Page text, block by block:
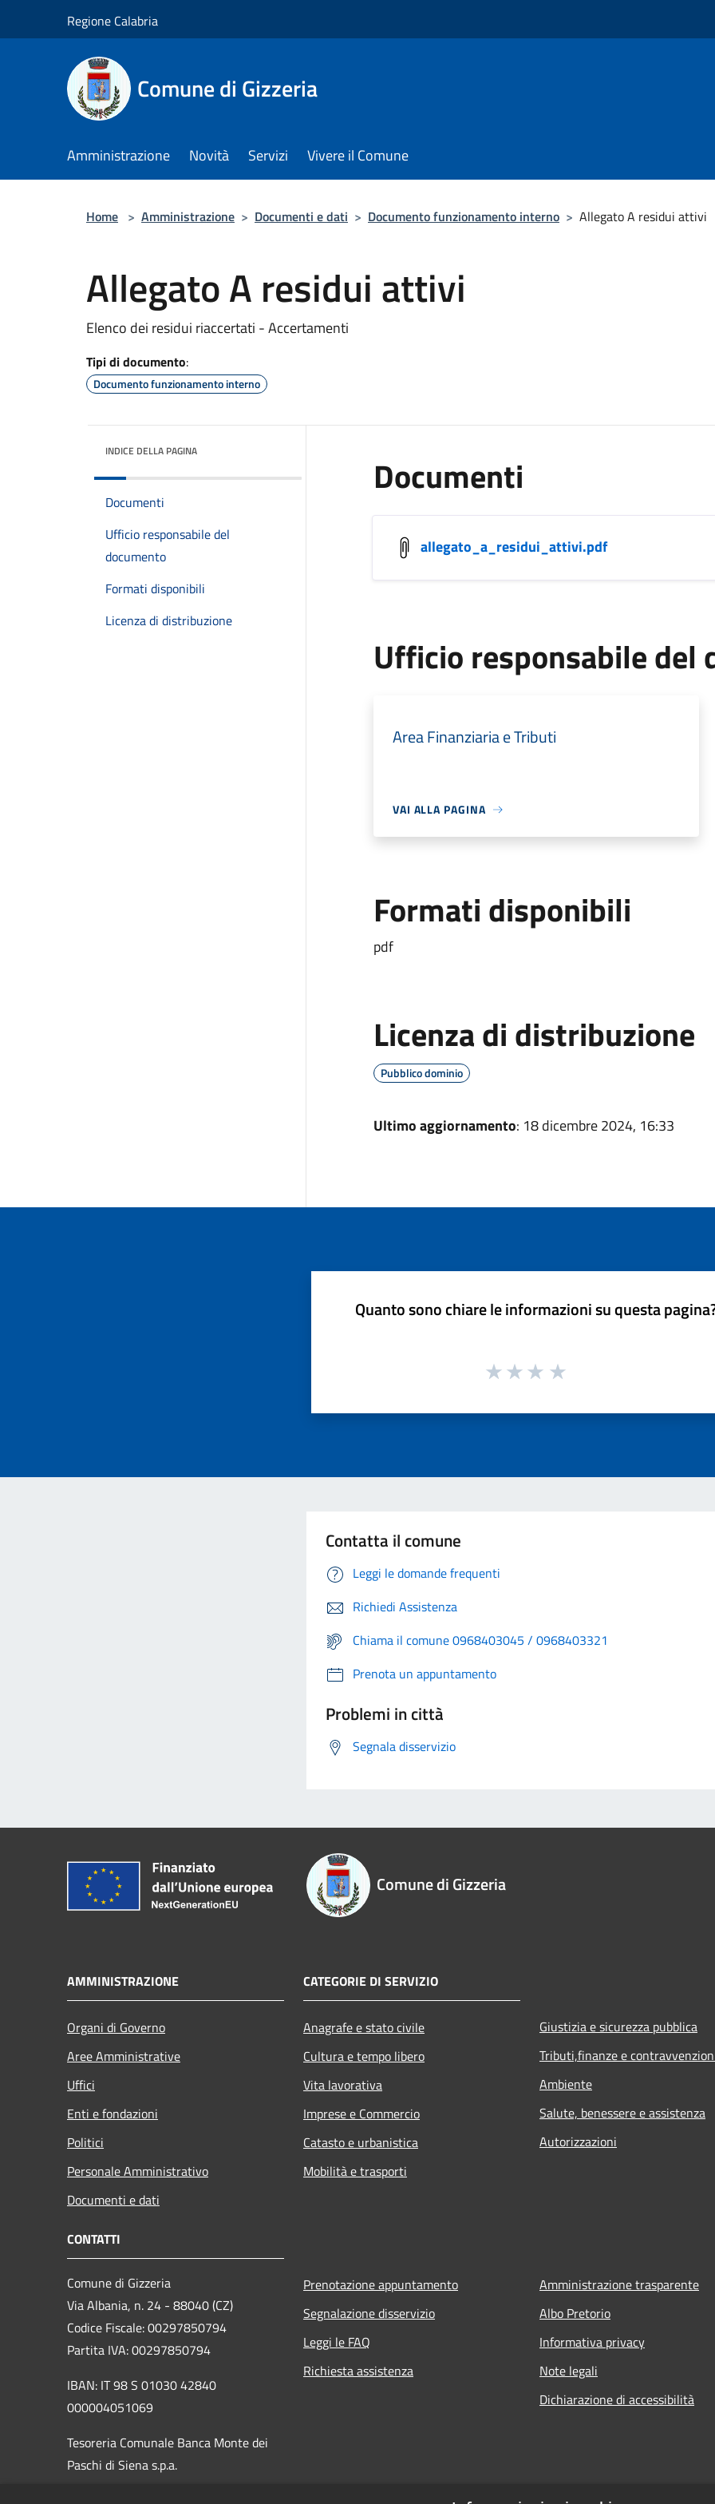
Regione Calabria
Comune di Gizzeria
Amministrazione Novità Servizi Vivere il Comune
Home > Amministrazione > Documenti e dati > Documento funzionamento interno > Allegato A residui attivi
Allegato A residui attivi
Elenco dei residui riaccertati - Accertamenti
Tipi di documento:
Documento funzionamento interno
INDICE DELLA PAGINA
Documenti
Ufficio responsabile del
documento
Formati disponibili
Licenza di distribuzione
Documenti
allegato_a_residui_attivi.pdf
Ufficio responsabile del
Area Finanziaria e Tributi
VAI ALLA PAGINA
Formati disponibili
pdf
Licenza di distribuzione
Pubblico dominio
Ultimo aggiornamento: 18 dicembre 2024, 16:33
Quanto sono chiare le informazioni su questa
Contatta il comune
Leggi le domande frequenti
Richiedi Assistenza
Chiama il comune 0968403045 / 0968403321
Prenota un appuntamento
Problemi in città
Segnala disservizio
Comune di Gizzeria
AMMINISTRAZIONE
Organi di Governo
Aree Amministrative
Uffici
Enti e fondazioni
Politici
Personale Amministrativo
Documenti e dati
CATEGORIE DI SERVIZIO
Anagrafe e stato civile
Cultura e tempo libero
Vita lavorativa
Imprese e Commercio
Catasto e urbanistica
Mobilità e trasporti
Giustizia e sicurezza pubblica
Tributi,finanze e
Ambiente
Salute, benessere e assistenza
Autorizzazioni
CONTATTI
Comune di Gizzeria
Via Albania, n. 24 - 88040 (CZ)
Codice Fiscale: 00297850794
Partita IVA: 00297850794
IBAN: IT 98 S 01030 42840
000004051069
Tesoreria Comunale Banca Monte dei
Paschi di Siena s.p.a.
Prenotazione appuntamento
Segnalazione disservizio
Leggi le FAQ
Richiesta assistenza
Amministrazione trasparente
Albo Pretorio
Informativa privacy
Note legali
Dichiarazione di accessibilità